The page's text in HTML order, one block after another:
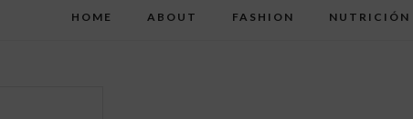
HOME ABOUT FASHION NUTRICIÓN